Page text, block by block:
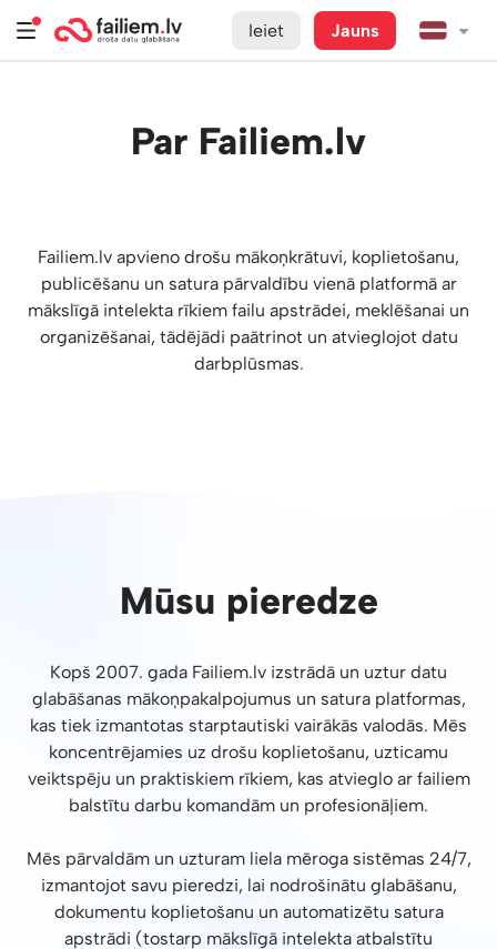
Ieiet Jauns
Par Failiem.lv
Failiem.lv apvieno drošu mākoņkrātuvi, koplietošanu,
publicēšanu un satura pārvaldību vienā platformā ar
mākslīgā intelekta rīkiem failu apstrādei, meklēšanai un
organizēšanai, tādējādi paātrinot un atvieglojot datu
darbplūsmas.
Mūsu pieredze
Kopš 2007. gada Failiem.lv izstrādā un uztur datu
glabāšanas mākoņpakalpojumus un satura platformas,
kas tiek izmantotas starptautiski vairākās valodās. Mēs
koncentrējamies uz drošu koplietošanu, uzticamu
veiktspēju un praktiskiem rīkiem, kas atvieglo ar failiem
balstītu darbu komandām un profesionāļiem.
Mēs pārvaldām un uzturam liela mēroga sistēmas 24/7,
izmantojot savu pieredzi, lai nodrošinātu glabāšanu,
dokumentu koplietošanu un automatizētu satura
apstrādi (tostarp mākslīgā intelekta atbalstītu